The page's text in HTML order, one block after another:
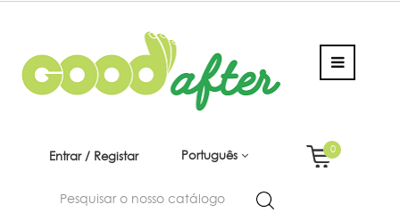
Entrar / Registar Português
0